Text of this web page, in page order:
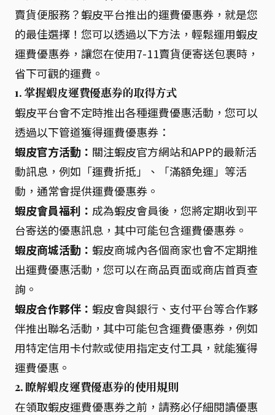
賣貨便服務？蝦皮平台推出的運費優惠券，就是您
的最佳選擇！您可以透過以下方法，輕鬆運用蝦皮
運費優惠券，讓您在使用7-11賣貨便寄送包裹時，
省下可觀的運費。
1. 掌握蝦皮運費優惠券的取得方式
蝦皮平台會不定時推出各種運費優惠活動，您可以
透過以下管道獲得運費優惠券：
蝦皮官方活動： 關注蝦皮官方網站和APP的最新活
動訊息，例如「運費折抵」、「滿額免運」等活
動，通常會提供運費優惠券。
蝦皮會員福利： 成為蝦皮會員後，您將定期收到平
台寄送的優惠訊息，其中可能包含運費優惠券。
蝦皮商城活動： 蝦皮商城內各個商家也會不定期推
出運費優惠活動，您可以在商品頁面或商店首頁查
詢。
蝦皮合作夥伴： 蝦皮會與銀行、支付平台等合作夥
伴推出聯名活動，其中可能包含運費優惠券，例如
用特定信用卡付款或使用指定支付工具，就能獲得
運費優惠。
2. 瞭解蝦皮運費優惠券的使用規則
在領取蝦皮運費優惠券之前，請務必仔細閱讀優惠